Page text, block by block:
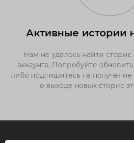
Активные истории
Нам не удалось найти сторис
аккаунта. Попробуйте
либо подпишитесь на
о выходе новых сторис